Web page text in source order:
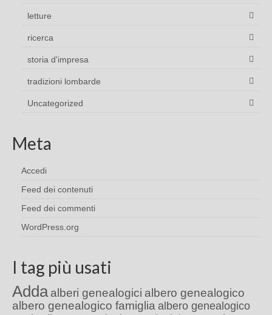
letture
ricerca
storia d'impresa
tradizioni lombarde
Uncategorized
Meta
Accedi
Feed dei contenuti
Feed dei commenti
WordPress.org
I tag più usati
Adda alberi genealogici albero genealogico
albero genealogico famiglia albero genealogico